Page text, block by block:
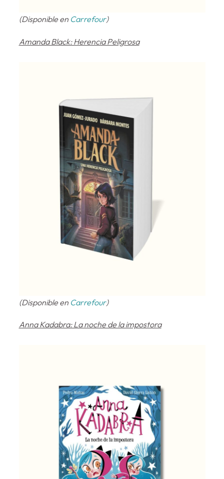
(Disponible en Carrefour)
Amanda Black: Herencia Peligrosa
(Disponible en Carrefour)
Anna Kadabra: La noche de la impostora